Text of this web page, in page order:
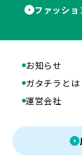
ファッショ
お知らせ
ガタチラとは
運営会社